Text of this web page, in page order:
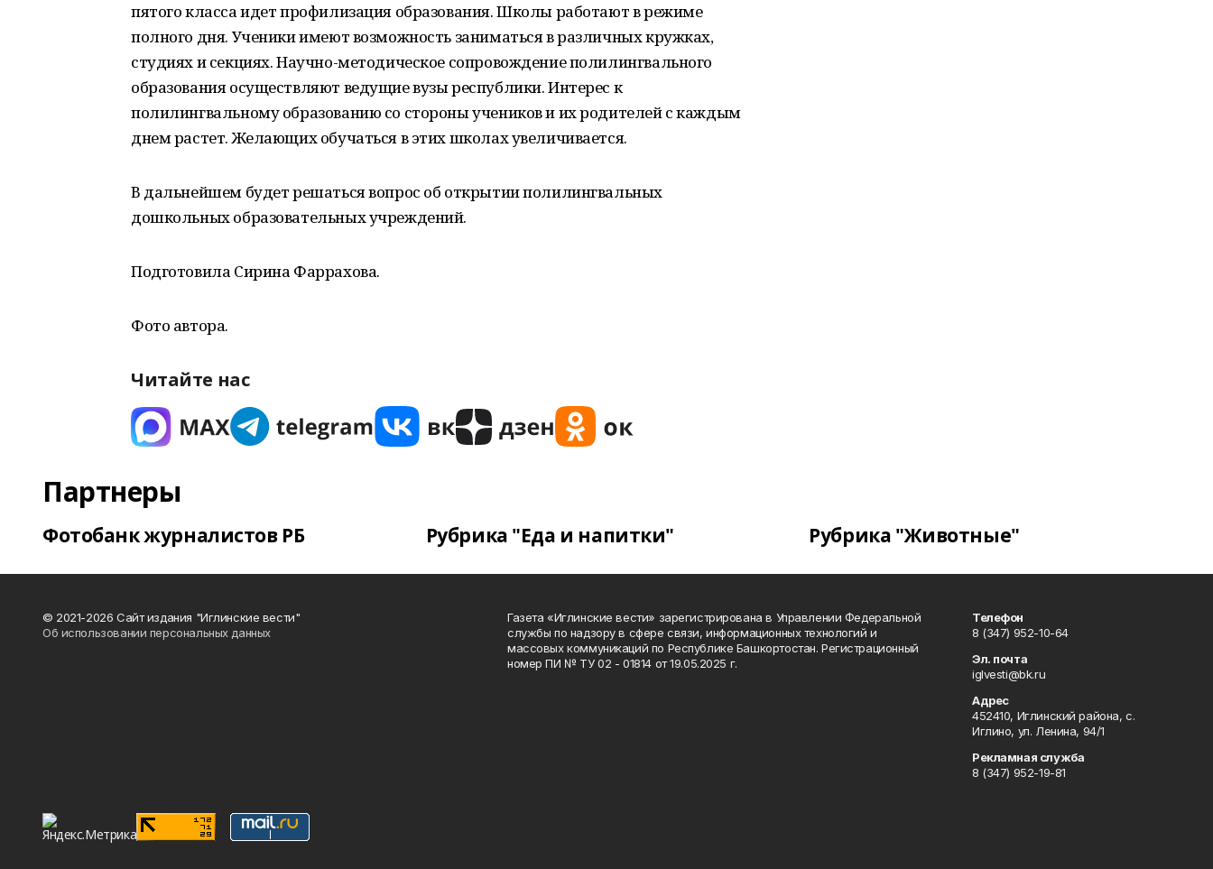
пятого класса идет профилизация образования. Школы работают в режиме
полного дня. Ученики имеют возможность заниматься в различных кружках,
студиях и секциях. Научно-методическое сопровождение полилингвального
образования осуществляют ведущие вузы республики. Интерес к
полилингвальному образованию со стороны учеников и их родителей с каждым
днем растет. Желающих обучаться в этих школах увеличивается.
В дальнейшем будет решаться вопрос об открытии полилингвальных
дошкольных образовательных учреждений.
Подготовила Сирина Фаррахова.
Фото автора.
Читайте нас
Партнеры
Фотобанк журналистов РБ Рубрика "Еда и напитки" Рубрика "Животные"
© 2021-2026 Сайт издания "Иглинские вести"
Об использовании персональных данных
Газета «Иглинские вести» зарегистрирована в Управлении Федеральной
службы по надзору в сфере связи, информационных технологий и
массовых коммуникаций по Республике Башкортостан. Регистрационный
номер ПИ № ТУ 02 - 01814 от 19.05.2025 г.
Телефон
8 (347) 952-10-64
Эл. почта
iglvesti@bk.ru
Адрес
452410, Иглинский района, с.
Иглино, ул. Ленина, 94/1
Рекламная служба
8 (347) 952-19-81